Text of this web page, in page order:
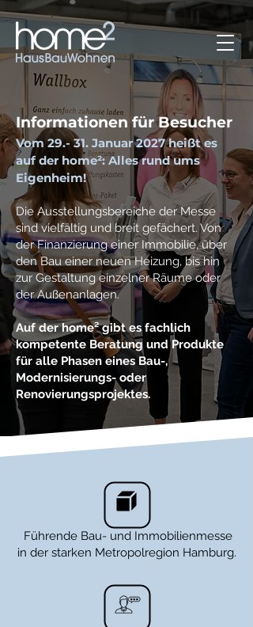
Informationen für Besucher
Vom 29.- 31. Januar 2027 heißt es
auf der home²: Alles rund ums
Eigenheim!
Die Ausstellungsbereiche der Messe
sind vielfältig und breit gefächert. Von
der Finanzierung einer Immobilie, über
den Bau einer neuen Heizung, bis hin
zur Gestaltung einzelner Räume oder
der Außenanlagen.
Auf der home² gibt es fachlich
kompetente Beratung und Produkte
für alle Phasen eines Bau-,
Modernisierungs- oder
Renovierungsprojektes.
Führende Bau- und Immobilienmesse
in der starken Metropolregion Hamburg.